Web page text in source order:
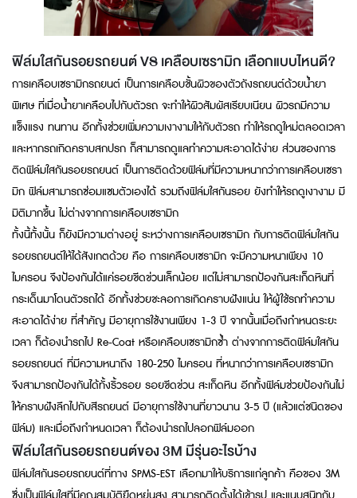
ฟิล์มใสกันรอยรถยนต์ VS เคลือบเซรามิก เลือกแบบไหนดี?
การเคลือบเซรามิกรถยนต์ เป็นการเคลือบชั้นผิวของตัวถังรถยนต์ด้วยน้ำยา
พิเศษ ที่เมื่อน้ำยาเคลือบไปกับตัวรถ จะทำให้ผิวสัมผัสเรียบเนียน ผิวรถมีความ
แข็งแรง ทนทาน อีกทั้งช่วยเพิ่มความเงางามให้กับตัวรถ ทำให้รถดูใหม่ตลอดเวลา
และหากรถเกิดคราบสกปรก ก็สามารถดูแลทำความสะอาดได้ง่าย ส่วนของการ
ติดฟิล์มใสกันรอยรถยนต์ เป็นการติดด้วยฟิล์มที่มีความหนากว่าการเคลือบเซรา
มิก ฟิล์มสามารถซ่อมแซมตัวเองได้ รวมถึงฟิล์มใสกันรอย ยังทำให้รถดูเงางาม มี
มิติมากขึ้น ไม่ต่างจากการเคลือบเซรามิก
ทั้งนี้ทั้งนั้น ก็ยังมีความต่างอยู่ ระหว่างการเคลือบเซรามิก กับการติดฟิล์มใสกัน
รอยรถยนต์ให้ได้สังเกตด้วย คือ การเคลือบเซรามิก จะมีความหนาเพียง 10
ไมครอน จึงป้องกันได้แค่รอยขีดข่วนเล็กน้อย แต่ไม่สามารถป้องกันสะเก็ดหินที่
กระเด็นมาโดนตัวรถได้ อีกทั้งช่วยชะลอการเกิดคราบฝังแน่น ให้ผู้ใช้รถทำความ
สะอาดได้ง่าย ที่สำคัญ มีอายุการใช้งานเพียง 1-3 ปี จากนั้นเมื่อถึงกำหนดระยะ
เวลา ก็ต้องนำรถไป Re-Coat หรือเคลือบเซรามิกซ้ำ ต่างจากการติดฟิล์มใสกัน
รอยรถยนต์ ที่มีความหนาถึง 180-250 ไมครอน ที่หนากว่าการเคลือบเซรามิก
จึงสามารถป้องกันได้ทั้งริ้วรอย รอยขีดข่วน สะเก็ดหิน อีกทั้งฟิล์มช่วยป้องกันไม่
ให้คราบฝังลึกไปกับสีรถยนต์ มีอายุการใช้งานที่ยาวนาน 3-5 ปี (แล้วแต่ชนิดของ
ฟิล์ม) และเมื่อถึงกำหนดเวลา ก็ต้องนำรถไปลอกฟิล์มออก
ฟิล์มใสกันรอยรถยนต์ของ 3M มีรุ่นอะไรบ้าง
ฟิล์มใสกันรอยรถยนต์ที่ทาง SPMS-EST เลือกมาให้บริการแก่ลูกค้า คือของ 3M